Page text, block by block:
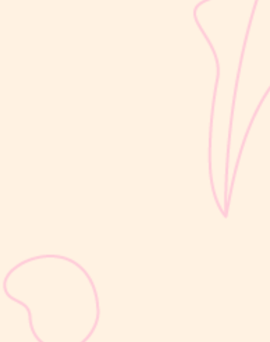
dalam masa 1000 Hari Pertama Kehidupan (HPK). Pada tahap ini,
perkembangan si Kecil berlangsung sangat pesat, mulai dari
kemampuan berjalan, berbicara, hingga berinteraksi dengan orang
Selain berat badan, tinggi badan menjadi salah satu indikator